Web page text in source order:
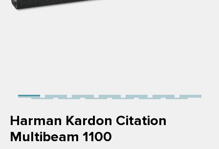
Harman Kardon Citation
Multibeam 1100